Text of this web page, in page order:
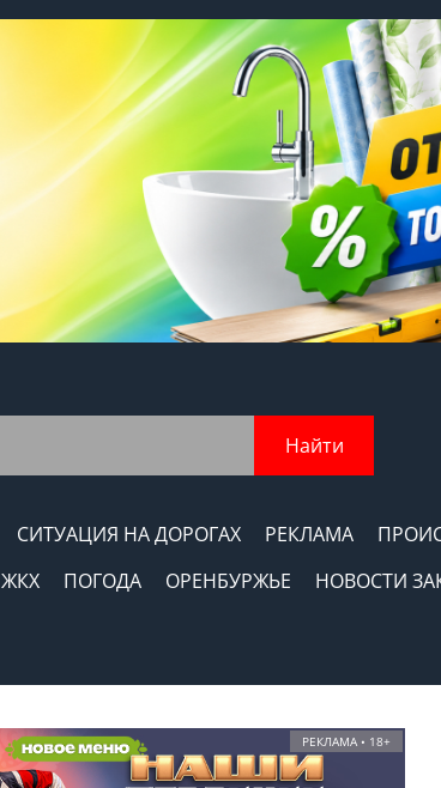
Найти
СИТУАЦИЯ НА ДОРОГАХ РЕКЛАМА
ЖКХ ПОГОДА ОРЕНБУРЖЬЕ
НОВОСТИ
РЕКЛАМА • 18+